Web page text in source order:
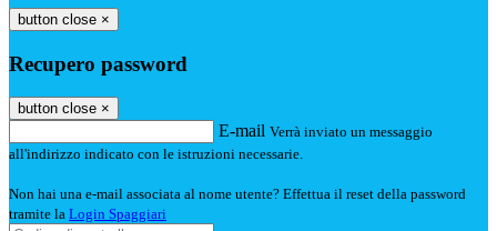
button close ×
Recupero password
button close ×
E-mail Verrà inviato un messaggio
all'indirizzo indicato con le istruzioni necessarie.
Non hai una e-mail associata al nome utente? Effettua il reset della password
tramite la Login Spaggiari